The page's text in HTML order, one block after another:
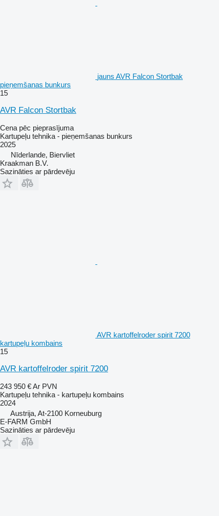
jauns AVR Falcon Stortbak
pieņemšanas bunkurs
15
AVR Falcon Stortbak
Cena pēc pieprasījuma
Kartupeļu tehnika - pieņemšanas bunkurs
2025
Nīderlande, Biervliet
Kraakman B.V.
Sazināties ar pārdevēju
AVR kartoffelroder spirit 7200
kartupeļu kombains
15
AVR kartoffelroder spirit 7200
243 950 €Ar PVN
Kartupeļu tehnika - kartupeļu kombains
2024
Austrija, At-2100 Korneuburg
E-FARM GmbH
Sazināties ar pārdevēju